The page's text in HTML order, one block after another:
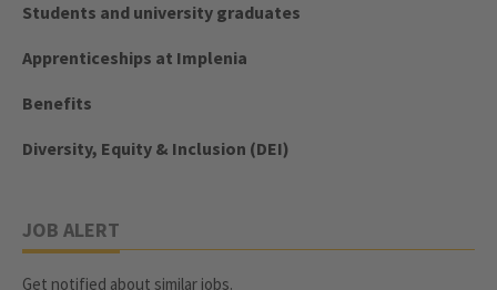
Students and university graduates
Apprenticeships at Implenia
Benefits
Diversity, Equity & Inclusion (DEI)
JOB ALERT
Get notified about similar jobs.